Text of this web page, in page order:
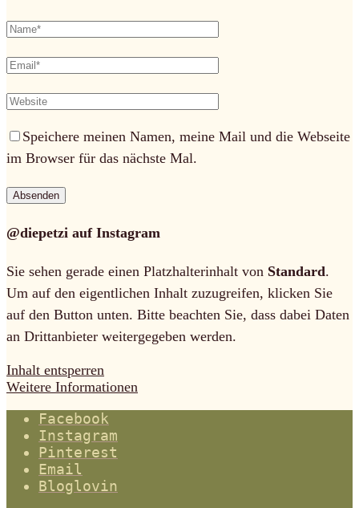
Speichere meinen Namen, meine Mail und die Webseite
im Browser für das nächste Mal.
@diepetzi auf Instagram
Sie sehen gerade einen Platzhalterinhalt von Standard.
Um auf den eigentlichen Inhalt zuzugreifen, klicken Sie
auf den Button unten. Bitte beachten Sie, dass dabei Daten
an Drittanbieter weitergegeben werden.
Inhalt entsperren
Weitere Informationen
Facebook
Instagram
Pinterest
Email
Bloglovin